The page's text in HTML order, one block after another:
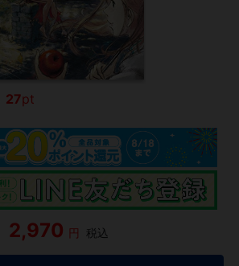
27pt
2,970 円 税込